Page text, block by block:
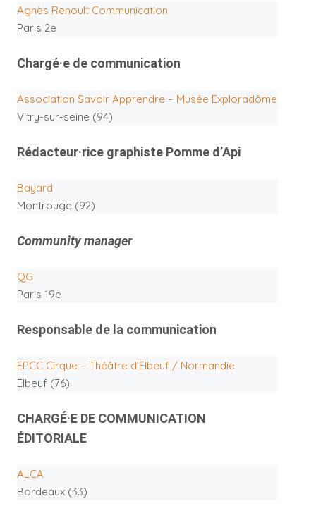
Agnès Renoult Communication
Paris 2e
Chargé·e de communication
Association Savoir Apprendre – Musée Exploradôme
Vitry-sur-seine (94)
Rédacteur·rice graphiste Pomme d’Api
Bayard
Montrouge (92)
Community manager
QG
Paris 19e
Responsable de la communication
EPCC Cirque – Théâtre d’Elbeuf / Normandie
Elbeuf (76)
CHARGÉ·E DE COMMUNICATION
ÉDITORIALE
ALCA
Bordeaux (33)